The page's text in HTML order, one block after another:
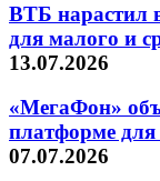
ВТБ нарастил
для малого и
13.07.2026
«МегаФон»
платформе
07.07.2026